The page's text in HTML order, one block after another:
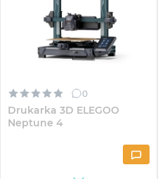
0
Drukarka 3D ELEGOO
Neptune 4